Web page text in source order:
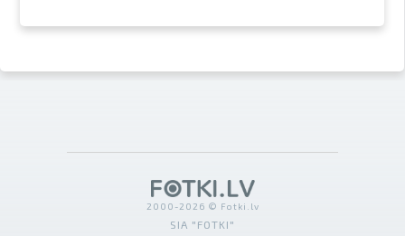
2000-2026 © Fotki.lv
SIA "FOTKI"